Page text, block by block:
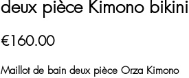
deux pièce Kimono bikini
€160.00Price
Maillot de bain deux pièce Orza Kimono